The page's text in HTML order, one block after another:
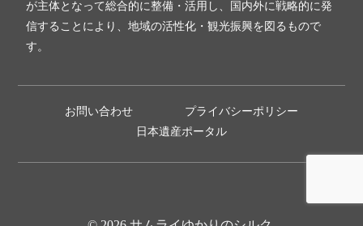
が主体となって総合的に整備・活用し、国内外に戦略的に発
信することにより、地域の活性化・観光振興を図るもので
す。
お問い合わせ
プライバシーポリシー
日本遺産ポータル